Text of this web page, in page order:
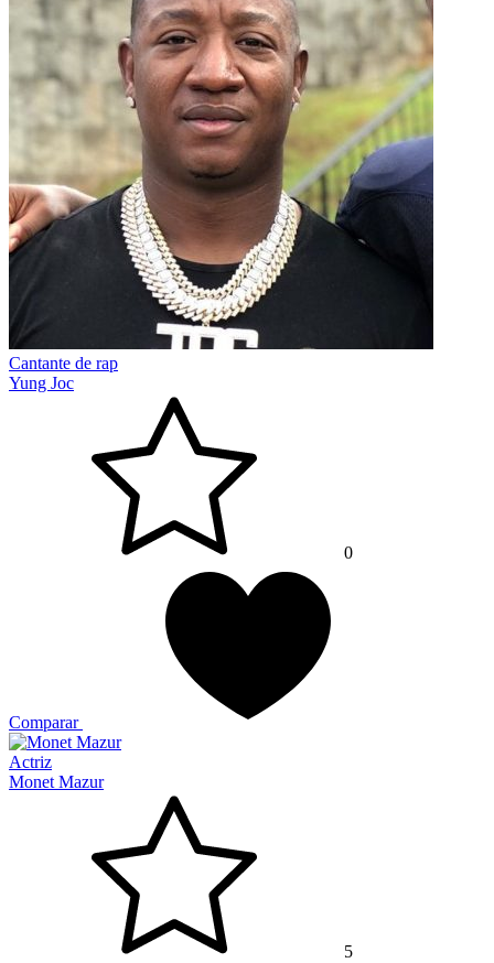
Cantante de rap
Yung Joc
0
Comparar
Actriz
Monet Mazur
5